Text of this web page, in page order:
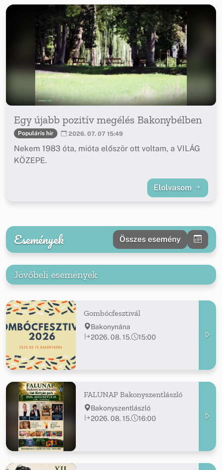
Egy újabb pozitív megélés Bakonybélben
Populáris hír 2026. 07. 07 15:49
Nekem 1983 óta, mióta először ott voltam, a VILÁG
KÖZEPE.
Elolvasom
Események Összes esemény
Jövőbeli események
Gombócfesztivál
Bakonynána
2026. 08. 15.
15:00
FALUNAP Bakonyszentlászló
Bakonyszentlászló
2026. 08. 15.
16:00